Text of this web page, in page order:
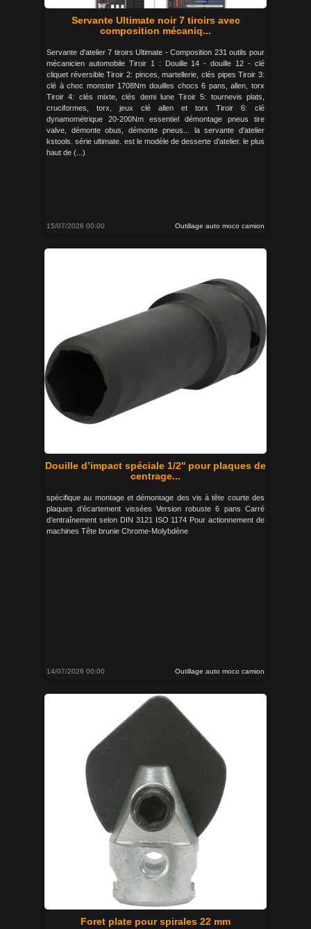
Servante Ultimate noir 7 tiroirs avec
composition mécaniq...
Servante d'atelier 7 tiroirs Ultimate - Composition 231 outils pour
mécanicien automobile Tiroir 1 : Douille 14 - douille 12 - clé
cliquet réversible Tiroir 2: pinces, martellerie, clés pipes Tiroir 3:
clé à choc monster 1708Nm douilles chocs 6 pans, allen, torx
Tiroir 4: clés mixte, clés demi lune Tiroir 5: tournevis plats,
cruciformes, torx, jeux clé allen et torx Tiroir 6: clé
dynamométrique 20-200Nm essentiel démontage pneus tire
valve, démonte obus, démonte pneus... la servante d'atelier
kstools. série ultimate. est le modèle de desserte d'atelier. le plus
haut de (...)
15/07/2026 00:00 Outillage auto moco camion
Douille d’impact spéciale 1/2'' pour plaques de
centrage...
spécifique au montage et démontage des vis à tête courte des
plaques d’écartement vissées Version robuste 6 pans Carré
d’entraînement selon DIN 3121 ISO 1174 Pour actionnement de
machines Tête brunie Chrome-Molybdène
14/07/2026 00:00 Outillage auto moco camion
Foret plate pour spirales 22 mm